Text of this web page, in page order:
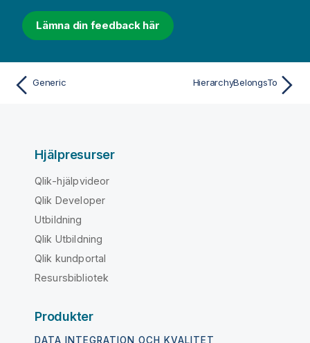
Lämna din feedback här
Generic HierarchyBelongsTo
Hjälpresurser
Qlik-hjälpvideor
Qlik Developer
Utbildning
Qlik Utbildning
Qlik kundportal
Resursbibliotek
Produkter
DATA INTEGRATION OCH KVALITET